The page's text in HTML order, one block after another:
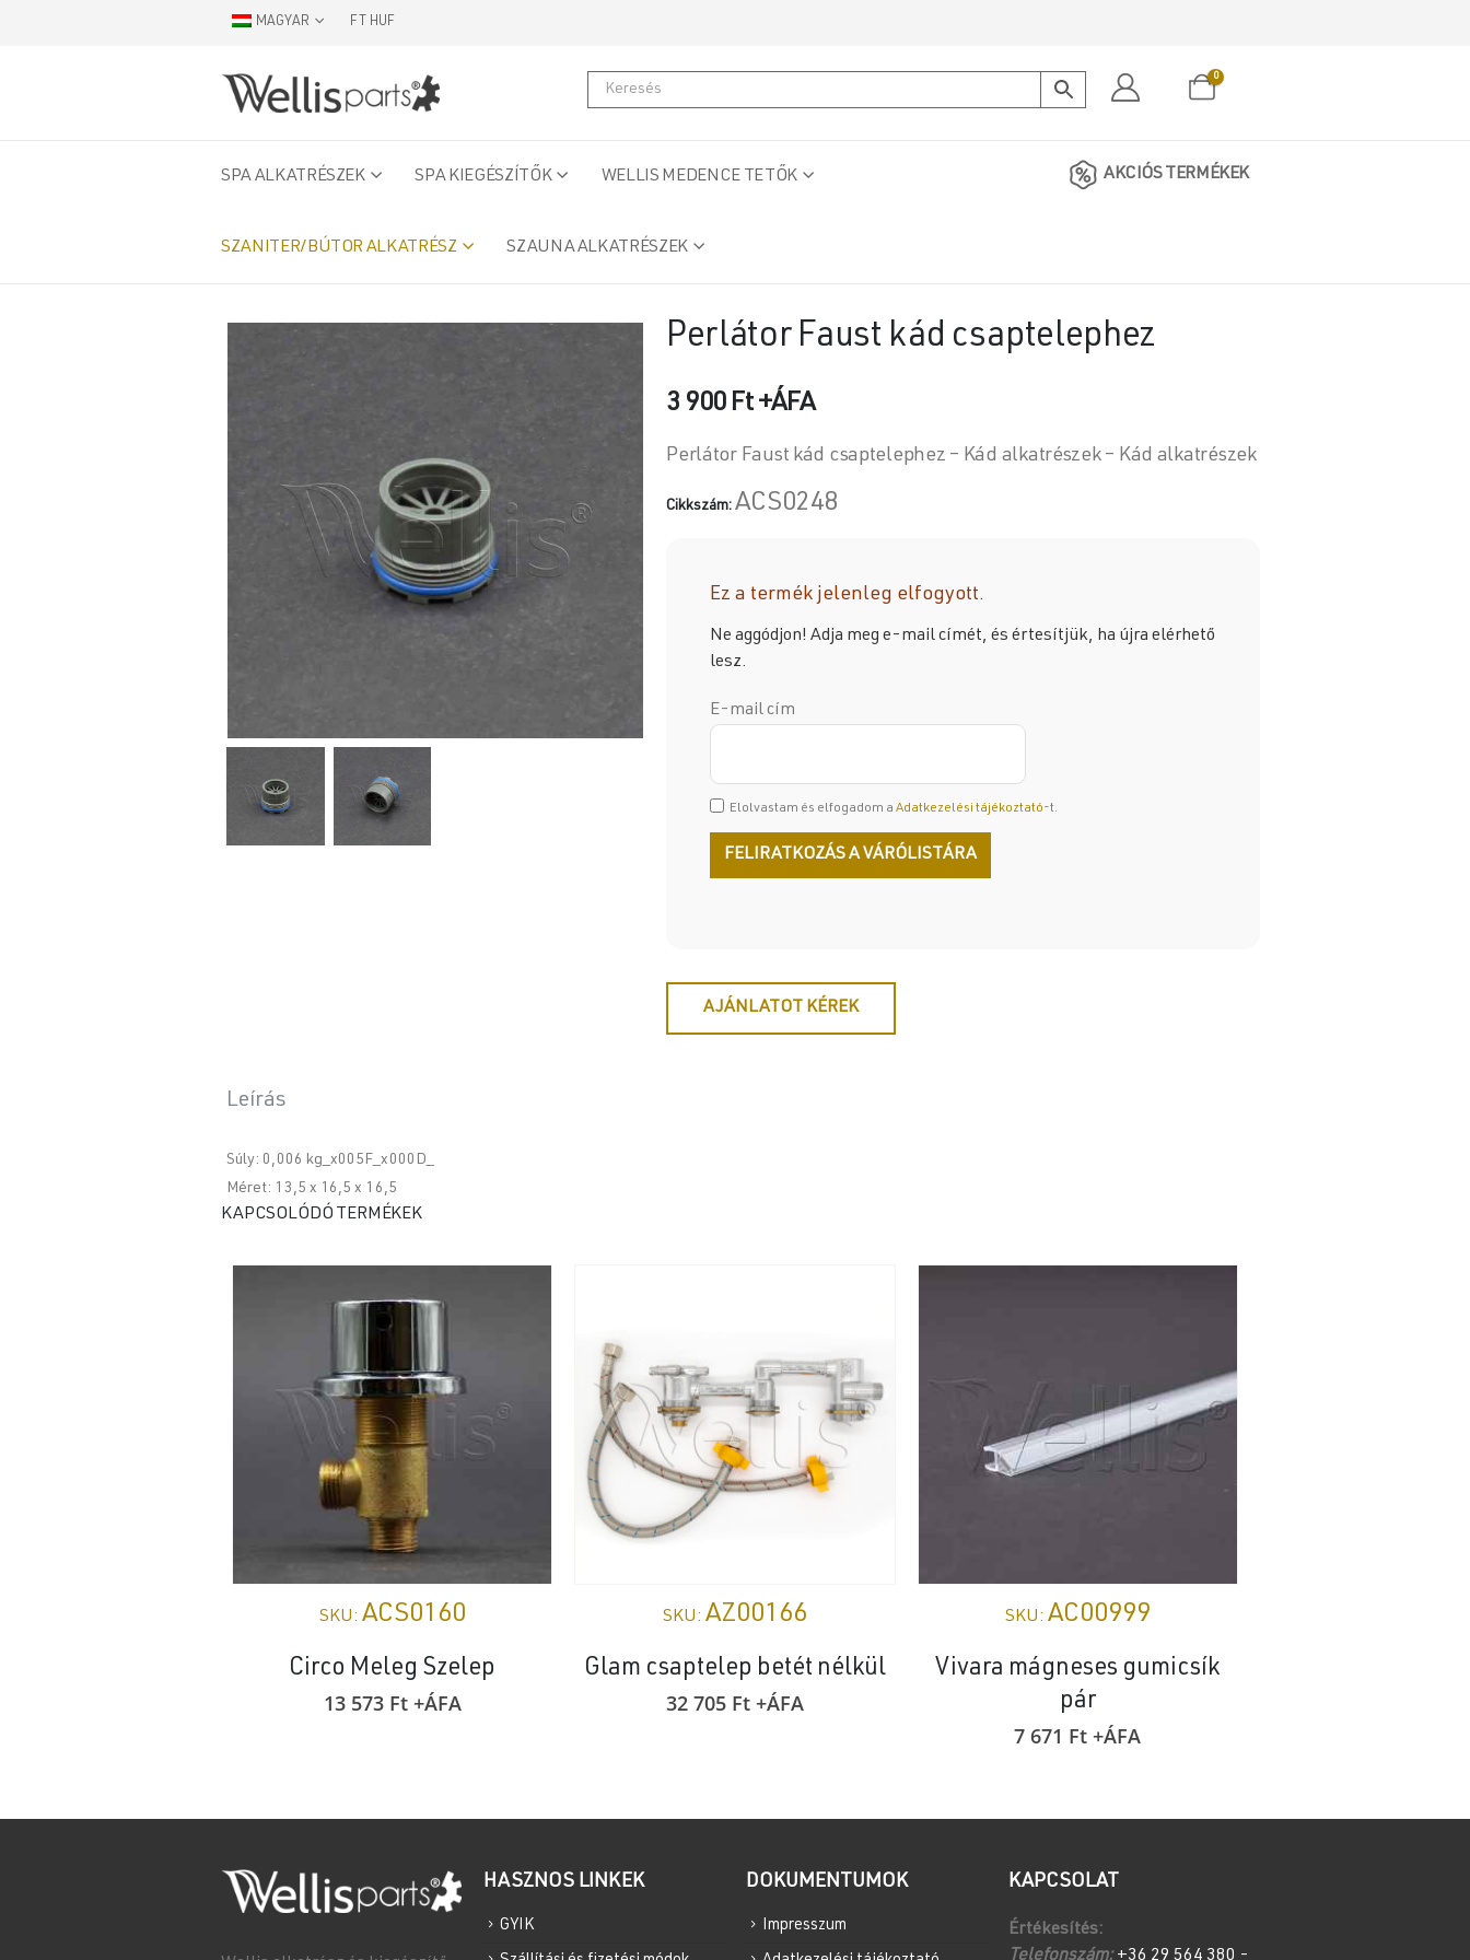
MAGYAR FT HUF
0
SPA ALKATRÉSZEK SPA KIEGÉSZÍTŐK WELLIS MEDENCE TETŐK
SZANITER/BÚTOR ALKATRÉSZ SZAUNA ALKATRÉSZEK
AKCIÓS TERMÉKEK
Perlátor Faust kád csaptelephez
3 900 Ft+ÁFA
Perlátor Faust kád csaptelephez – Kád alkatrészek – Kád alkatrészek
Cikkszám:ACS0248
Ez a termék jelenleg elfogyott.
Ne aggódjon! Adja meg e-mail címét, és értesítjük, ha újra elérhető
lesz.
E-mail cím
Elolvastam és elfogadom aAdatkezelési tájékoztató-t.
AJÁNLATOT KÉREK
Leírás
Súly: 0,006 kg_x005F_x000D_
Méret: 13,5 x 16,5 x 16,5
KAPCSOLÓDÓ TERMÉKEK
SKU: ACS0160
Circo Meleg Szelep
13 573 Ft+ÁFA
SKU: AZ00166
Glam csaptelep betét nélkül
32 705 Ft+ÁFA
SKU: AC00999
Vivara mágneses gumicsík
pár
7 671 Ft +ÁFA
HASZNOS LINKEK
GYIK
DOKUMENTUMOK
Impresszum
KAPCSOLAT
Értékesítés: